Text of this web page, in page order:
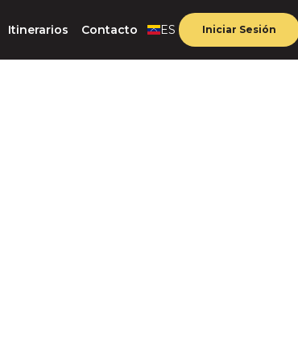
Itinerarios Contacto ES Iniciar Sesión